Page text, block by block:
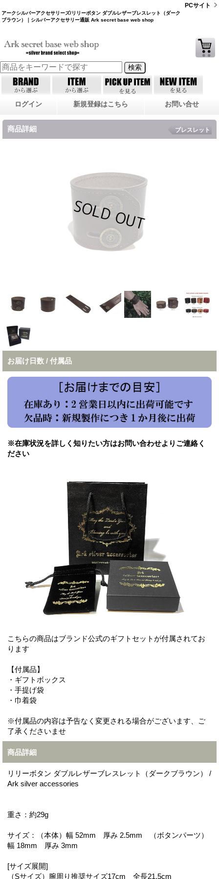
アークシルバーアクセサリーズ/リリーボタン ダブルレザーブレスレット（ダーク
ブラウン）｜シルバーアクセサリー通販 Ark secret base web shop
PCサイト
ログイン 新規登録はこちら お問い合せ
商品詳細 ブレスレット
お届け日数 / 付属品
※在庫状況を詳しく知りたい方はお問い合わせよりご連絡く
ださい
こちらの商品はブランド公式のギフトセットが付属されてお
ります
【付属品】
・ギフトボックス
・手提げ袋
・巾着袋
※付属品の内容は予告なく変更される場合がございます、ご
了承くださいませ
商品詳細
リリーボタン ダブルレザーブレスレット（ダークブラウン） /
Ark silver accessories
重さ：約29g
サイズ：（本体）幅 52mm 厚み 2.5mm （ボタンパーツ）
幅 18mm 厚み 3mm
[サイズ展開]
（Sサイズ）腕周り推奨サイズ17cm 全長21.5cm